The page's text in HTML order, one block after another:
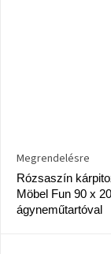
Rózsaszín
Möbel Fun 90 x
ágyneműtartóval
Megrendelésre